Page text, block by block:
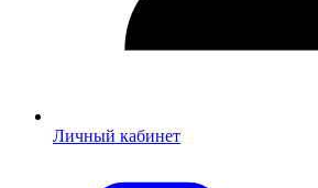
Личный кабинет